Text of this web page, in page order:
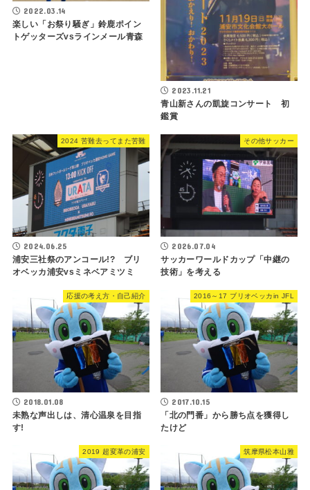
2022.03.14
楽しい「お祭り騒ぎ」鈴鹿ポイン
トゲッターズvsラインメール青森
2023.11.21
青山新さんの凱旋コンサート 初
鑑賞
2024 苦難去ってまた苦難
2024.06.25
浦安三社祭のアンコール!? ブリ
オベッカ浦安vsミネベアミツミ
その他サッカー
2026.07.04
サッカーワールドカップ「中継の
技術」を考える
応援の考え方・自己紹介
2018.01.08
未熟な声出しは、清心温泉を目指
す!
2016～17 ブリオベッカin JFL
2017.10.15
「北の門番」から勝ち点を獲得し
たけど
2019 超変革の浦安 筑摩県松本山雅